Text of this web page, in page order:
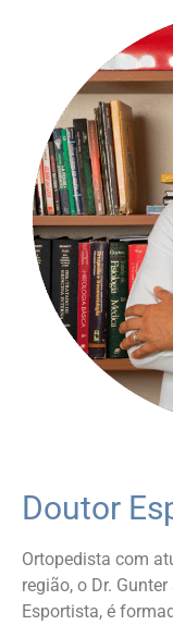
Doutor
Ortopedista com
região, o Dr.
Esportista, é